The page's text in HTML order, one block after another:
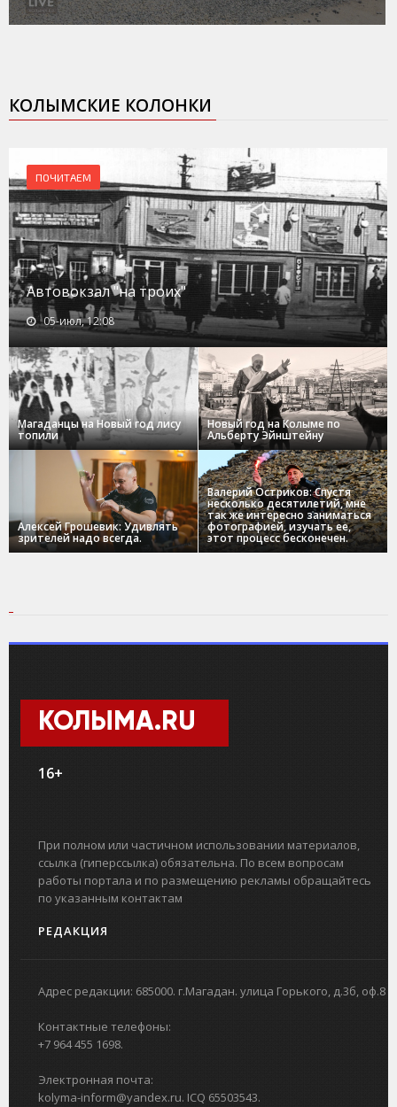
КОЛЫМСКИЕ КОЛОНКИ
ПОЧИТАЕМ
Автовокзал "на троих"
05-июл, 12:08
Магаданцы на Новый год лису
топили
Новый год на Колыме по
Альберту Эйнштейну
Алексей Грошевик: Удивлять
зрителей надо всегда.
Валерий Остриков: Спустя
несколько десятилетий, мне
так же интересно заниматься
фотографией, изучать ее,
этот процесс бесконечен.
КОЛЫМА.RU
16+
При полном или частичном использовании материалов,
ссылка (гиперссылка) обязательна. По всем вопросам
работы портала и по размещению рекламы обращайтесь
по указанным контактам
РЕДАКЦИЯ
Адрес редакции: 685000. г.Магадан. улица Горького, д.3б, оф.8
Контактные телефоны:
+7 964 455 1698.
Электронная почта:
kolyma-inform@yandex.ru. ICQ 65503543.